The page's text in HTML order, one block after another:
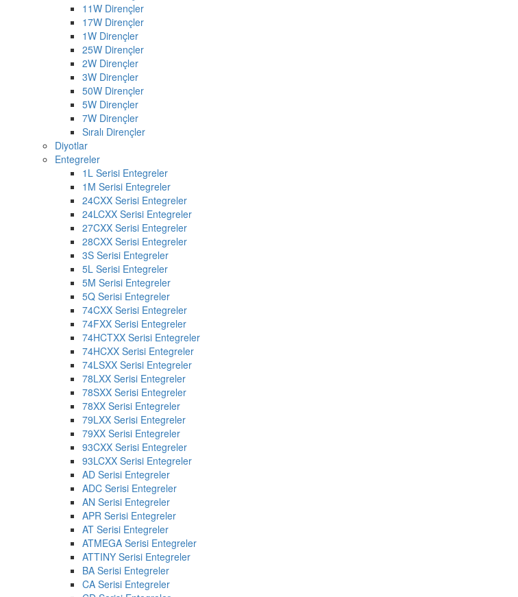
11W Dirençler
17W Dirençler
1W Dirençler
25W Dirençler
2W Dirençler
3W Dirençler
50W Dirençler
5W Dirençler
7W Dirençler
Sıralı Dirençler
Diyotlar
Entegreler
1L Serisi Entegreler
1M Serisi Entegreler
24CXX Serisi Entegreler
24LCXX Serisi Entegreler
27CXX Serisi Entegreler
28CXX Serisi Entegreler
3S Serisi Entegreler
5L Serisi Entegreler
5M Serisi Entegreler
5Q Serisi Entegreler
74CXX Serisi Entegreler
74FXX Serisi Entegreler
74HCTXX Serisi Entegreler
74HCXX Serisi Entegreler
74LSXX Serisi Entegreler
78LXX Serisi Entegreler
78SXX Serisi Entegreler
78XX Serisi Entegreler
79LXX Serisi Entegreler
79XX Serisi Entegreler
93CXX Serisi Entegreler
93LCXX Serisi Entegreler
AD Serisi Entegreler
ADC Serisi Entegreler
AN Serisi Entegreler
APR Serisi Entegreler
AT Serisi Entegreler
ATMEGA Serisi Entegreler
ATTINY Serisi Entegreler
BA Serisi Entegreler
CA Serisi Entegreler